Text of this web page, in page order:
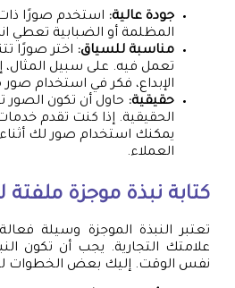
جودة عالية: استخدم صورًا
المظلمة أو الضبابية تعطي
مناسبة للسياق: اختر صورًا
تعمل فيه. على سبيل
الإبداع، فكر في استخدام
حقيقية: حاول أن تكون
الحقيقية. إذا كنت تقدم
يمكنك استخدام صور لك
العملاء.
كتابة نبذة موجزة ملفتة
تعتبر النبذة الموجزة وسيلة
علامتك التجارية. يجب أن تكون
نفس الوقت. إليك بعض الخطوات